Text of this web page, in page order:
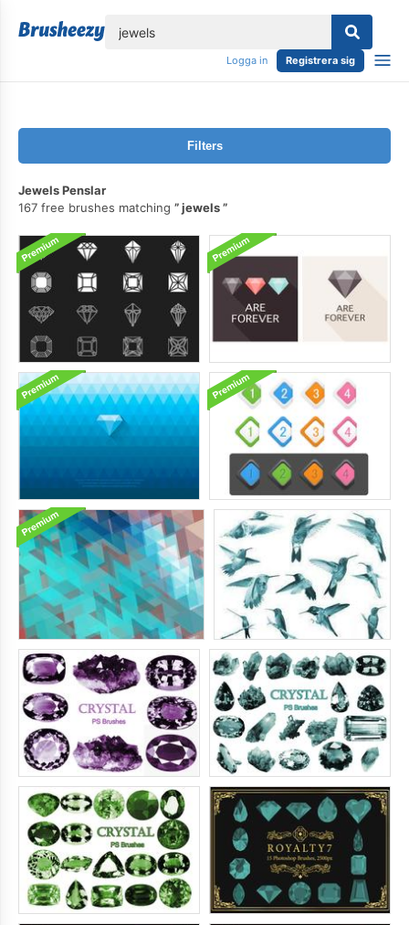
Logga in Registrera sig
Filters
Jewels Penslar
167 free brushes matching
jewels